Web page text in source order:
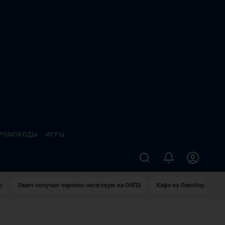
ИГРЫ
Омич получил черепно-мозговую на ОНПЗ Кафе на Левобережье